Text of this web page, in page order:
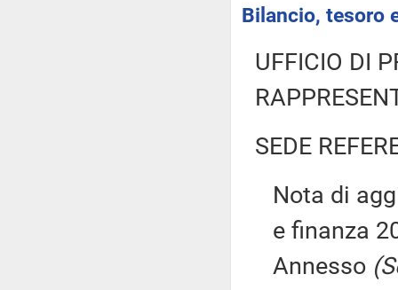
Bilancio, tesoro
UFFICIO DI
SEDE
Nota di
e finanza
Annesso